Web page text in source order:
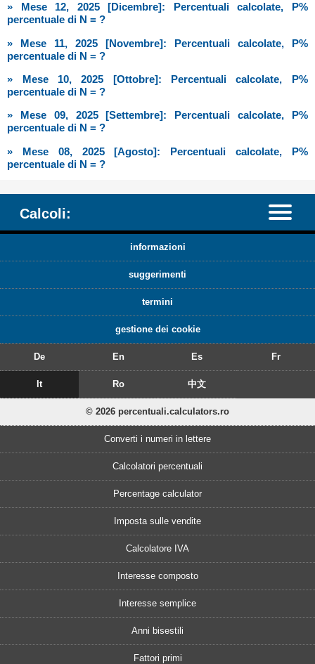
» Mese 12, 2025 [Dicembre]: Percentuali calcolate, P%
percentuale di N = ?
» Mese 11, 2025 [Novembre]: Percentuali calcolate, P%
percentuale di N = ?
» Mese 10, 2025 [Ottobre]: Percentuali calcolate, P%
percentuale di N = ?
» Mese 09, 2025 [Settembre]: Percentuali calcolate, P%
percentuale di N = ?
» Mese 08, 2025 [Agosto]: Percentuali calcolate, P%
percentuale di N = ?
Calcoli:
informazioni
suggerimenti
termini
gestione dei cookie
De En Es Fr
It Ro 中文
© 2026 percentuali.calculators.ro
Converti i numeri in lettere
Calcolatori percentuali
Percentage calculator
Imposta sulle vendite
Calcolatore IVA
Interesse composto
Interesse semplice
Anni bisestili
Fattori primi